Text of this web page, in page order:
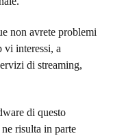
non avrete problemi
vi interessi, a
di streaming,
di questo
risulta in parte